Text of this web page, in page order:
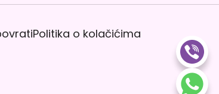
Politika o kolačićima